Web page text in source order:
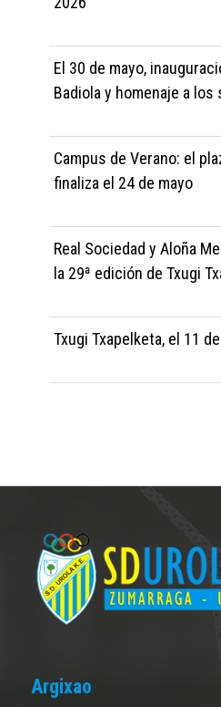
El 30 de mayo,
Badiola y homenaje a
Campus de Verano: el
finaliza el 24 de mayo
Real Sociedad y Aloña
la 29ª edición de Txugi
Txugi Txapelketa, el 11
Argixao